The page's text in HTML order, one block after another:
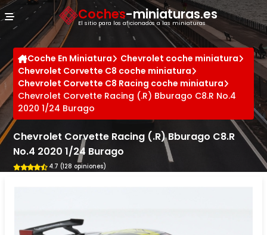
Coches-miniaturas.es
El sitio para los aficionados a las miniaturas
Coche En Miniatura
Chevrolet coche miniatura
Chevrolet Corvette C8 coche miniatura
Chevrolet Corvette C8 Racing coche miniatura
Chevrolet Corvette Racing (.R) Bburago C8.R No.4
2020 1/24 Burago
Chevrolet Corvette Racing (.R) Bburago C8.R
No.4 2020 1/24 Burago
4.7 (128 opiniones)
Panel de gestión de cookies